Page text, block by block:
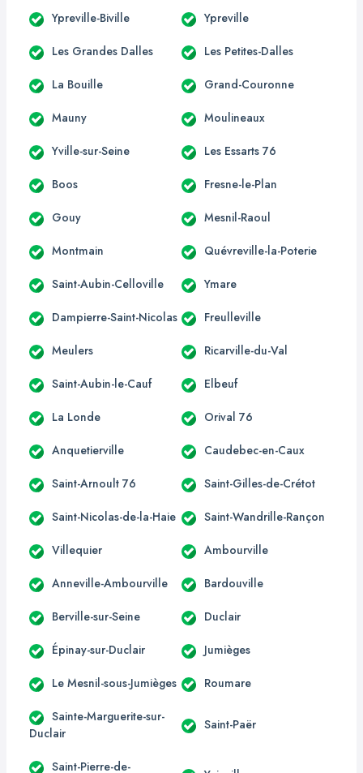
Ypreville-Biville Ypreville
Les Grandes Dalles Les Petites-Dalles
La Bouille Grand-Couronne
Mauny Moulineaux
Yville-sur-Seine Les Essarts 76
Boos Fresne-le-Plan
Gouy Mesnil-Raoul
Montmain Quévreville-la-Poterie
Saint-Aubin-Celloville Ymare
Dampierre-Saint-Nicolas Freulleville
Meulers Ricarville-du-Val
Saint-Aubin-le-Cauf Elbeuf
La Londe Orival 76
Anquetierville Caudebec-en-Caux
Saint-Arnoult 76 Saint-Gilles-de-Crétot
Saint-Nicolas-de-la-Haie Saint-Wandrille-Rançon
Villequier Ambourville
Anneville-Ambourville Bardouville
Berville-sur-Seine Duclair
Épinay-sur-Duclair Jumièges
Le Mesnil-sous-Jumièges Roumare
Sainte-Marguerite-sur-
Duclair
Saint-Paër
Saint-Pierre-de-